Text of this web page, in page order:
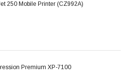
250 Mobile Printer (CZ992A)
Premium XP-7100